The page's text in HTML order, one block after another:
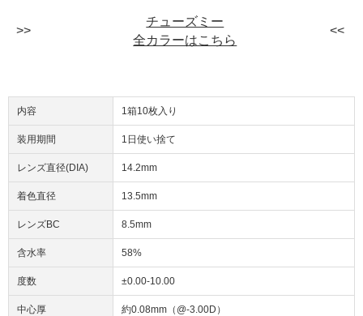
チューズミー
全カラーはこちら
内容 1箱10枚入り
装用期間 1日使い捨て
レンズ直径(DIA) 14.2mm
着色直径 13.5mm
レンズBC 8.5mm
含水率 58%
度数 ±0.00-10.00
中心厚 約0.08mm（@-3.00D）